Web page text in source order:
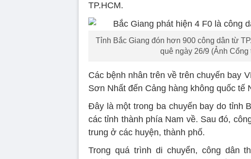
TP.HCM.
Tỉnh Bắc Giang đón hơn 900 công dân từ
quê ngày 26/9 (Ảnh
Các bệnh nhân trên về trên chuyến bay
Sơn Nhất đến Cảng hàng không quốc tế
Đây là một trong ba chuyến bay do tỉnh
các tỉnh thành phía Nam về. Sau đó,
trung ở các huyện, thành phố.
Trong quá trình di chuyển, công dân